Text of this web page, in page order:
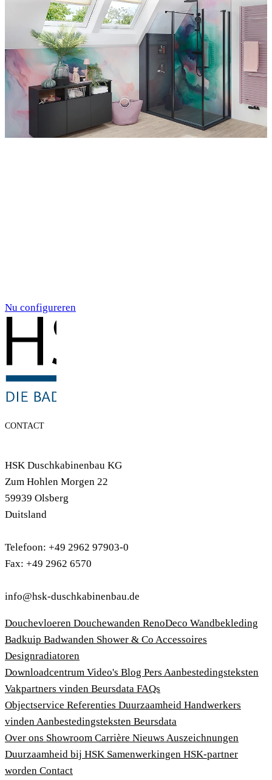
Nu configureren
CONTACT
HSK Duschkabinenbau KG
Zum Hohlen Morgen 22
59939 Olsberg
Duitsland
Telefoon: +49 2962 97903-0
Fax: +49 2962 6570
info@hsk-duschkabinenbau.de
Douchevloeren Douchewanden RenoDeco Wandbekleding
Badkuip Badwanden Shower & Co Accessoires
Designradiatoren
Downloadcentrum Video's Blog Pers Aanbestedingsteksten
Vakpartners vinden Beursdata FAQs
Objectservice Referenties Duurzaamheid Handwerkers
vindenAanbestedingsteksten Beursdata
Over ons Showroom Carrière Nieuws Auszeichnungen
Duurzaamheid bij HSK Samenwerkingen HSK-partner
worden Contact